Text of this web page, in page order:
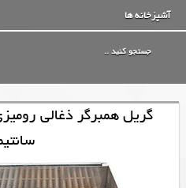
آشپزخانه ها
گریل همبرگر ذغالی